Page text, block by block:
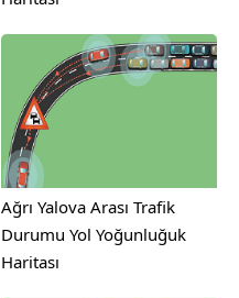
Ağrı Yalova Arası Trafik
Durumu Yol Yoğunluğuk
Haritası